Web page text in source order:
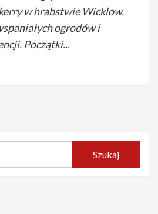
w hrabstwie Wicklow.
ogrodów i
Początki...
Szukaj